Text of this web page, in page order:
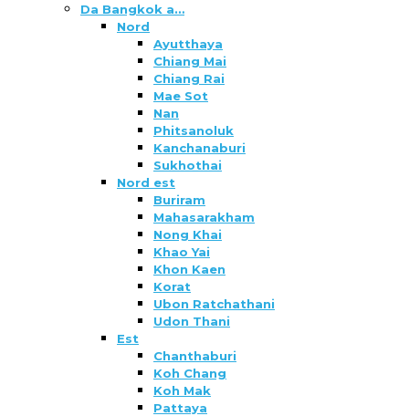
Da Bangkok a…
Nord
Ayutthaya
Chiang Mai
Chiang Rai
Mae Sot
Nan
Phitsanoluk
Kanchanaburi
Sukhothai
Nord est
Buriram
Mahasarakham
Nong Khai
Khao Yai
Khon Kaen
Korat
Ubon Ratchathani
Udon Thani
Est
Chanthaburi
Koh Chang
Koh Mak
Pattaya